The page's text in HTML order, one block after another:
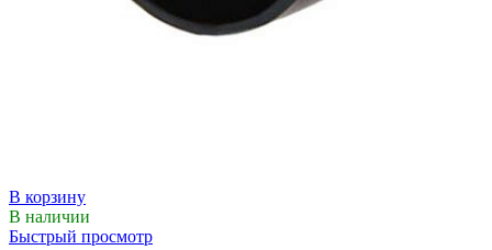
В корзину
В наличии
Быстрый просмотр